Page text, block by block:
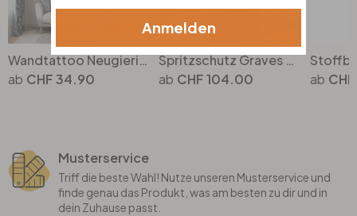
Wandtattoo Neugierige Katze - Korenkova
CHF 34.90
Spritzschutz Graves - Sneaky Cat
CHF 104.00
Musterservice
Triff die beste Wahl! Nutze unseren Musterservice und
finde genau das Produkt, was am besten zu dir und in
dein Zuhause passt.
Anmelden